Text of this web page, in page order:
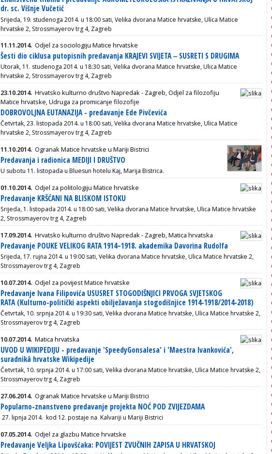
dr. sc. Višnje Vučetić
Srijeda, 19. studenoga 2014. u 18:00 sati, Velika dvorana Matice hrvatske, Ulica Matice
hrvatske 2, Strossmayerov trg 4, Zagreb
11.11.2014. Odjel za sociologiju Matice hrvatske
Šesti dio ciklusa putopisnih predavanja KRAJEVI SVIJETA ‒ SUSRETI S DRUGIMA
Utorak, 11. studenoga 2014. u 18:30 sati, Velika dvorana Matice hrvatske, Ulica Matice
hrvatske 2, Strossmayerov trg 4, Zagreb
23.10.2014. Hrvatsko kulturno društvo Napredak - Zagreb, Odjel za filozofiju
Matice hrvatske, Udruga za promicanje filozofije
DOBROVOLJNA EUTANAZIJA - predavanje Ede Pivčevića
Četvrtak, 23. listopada 2014. u 18:00 sati, Velika dvorana Matice hrvatske, Ulica Matice
hrvatske 2, Strossmayerov trg 4, Zagreb
11.10.2014. Ogranak Matice hrvatske u Mariji Bistrici
Predavanja i radionica MEDIJI I DRUŠTVO
U subotu 11. listopada u Bluesun hotelu Kaj, Marija Bistrica.
01.10.2014. Odjel za politologiju Matice hrvatske
Predavanje KRŠĆANI NA BLISKOM ISTOKU
Srijeda, 1. listopada 2014. u 18:00 sati, Velika dvorana Matice hrvatske, Ulica Matice hrvatske
2, Strossmayerov trg 4, Zagreb
17.09.2014. Hrvatsko kulturno društvo Napredak - Zagreb, Matica hrvatska
Predavanje POUKE VELIKOG RATA 1914–1918. akademika Davorina Rudolfa
Srijeda, 17. rujna 2014. u 19:00 sati, Velika dvorana Matice hrvatske, Ulica Matice hrvatske 2,
Strossmayerov trg 4, Zagreb
10.07.2014. Odjel za povijest Matice hrvatske
Predavanje Ivana Filipovića USUSRET STOGODIŠNJICI PRVOGA SVJETSKOG
RATA (Kulturno-politički aspekti obilježavanja stogodišnjice 1914-1918/2014-2018)
Četvrtak, 10. srpnja 2014. u 19:30 sati, Velika dvorana Matice hrvatske, Ulica Matice hrvatske 2,
Strossmayerov trg 4, Zagreb
10.07.2014. Matica hrvatska
UVOD U WIKIPEDIJU - predavanje 'SpeedyGonsalesa' i 'Maestra Ivankovića',
suradnikâ hrvatske Wikipedije
Četvrtak, 10. srpnja 2014. u 17:00 sati, Velika dvorana Matice hrvatske, Ulica Matice hrvatske 2,
Strossmayerov trg 4, Zagreb
27.06.2014. Ogranak Matice hrvatske u Mariji Bistrici
Popularno-znanstveno predavanje projekta NOĆ POD ZVIJEZDAMA
27. lipnja 2014. kod 12. postaje na Kalvariji u Mariji Bistrici
07.05.2014. Odjel za glazbu Matice hrvatske
Predavanje Veljka Lipovšćaka: POVIJEST ZVUČNIH ZAPISA U HRVATSKOJ